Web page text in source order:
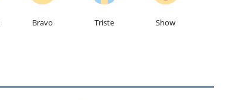
Bravo Triste Show